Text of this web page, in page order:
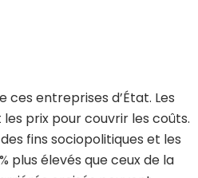
entreprises d’État. Les
prix pour couvrir les coûts.
fins sociopolitiques et les
plus élevés que ceux de la